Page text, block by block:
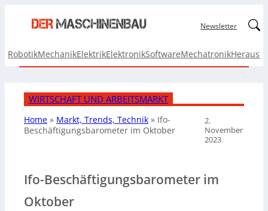
Newsletter
RobotikMechanikElektrikElektronikSoftwareMechatronik
WIRTSCHAFT UND ARBEITSMARKT
Home » Markt, Trends, Technik » Ifo-
Beschäftigungsbarometer im Oktober
2.
November
2023
Ifo-Beschäftigungsbarometer im
Oktober